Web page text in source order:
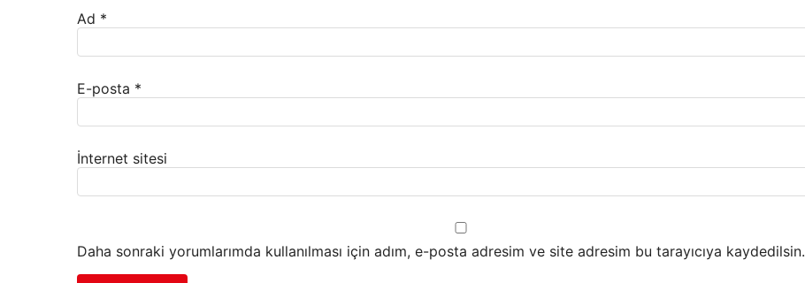
Ad *
E-posta *
İnternet sitesi
Daha sonraki yorumlarımda kullanılması için adım, e-posta adresim ve site adresim bu tarayıcıya kaydedilsin.